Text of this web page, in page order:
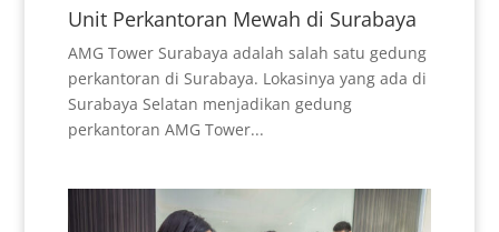
Unit Perkantoran Mewah di Surabaya
AMG Tower Surabaya adalah salah satu gedung
perkantoran di Surabaya. Lokasinya yang ada di
Surabaya Selatan menjadikan gedung
perkantoran AMG Tower...